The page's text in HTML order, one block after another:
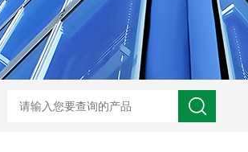
JW-5405A复合盐雾试验箱